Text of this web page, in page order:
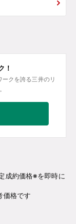
！
クを誇る三井のリ
成約価格※を即時に
価格です